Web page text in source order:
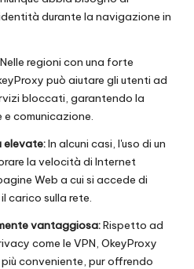
durante la navigazione in
Nelle regioni con una forte
può aiutare gli utenti ad
bloccati, garantendo la
comunicazione.
elevate:In alcuni casi, l'uso di un
la velocità di Internet
Web a cui si accede di
carico sulla rete.
vantaggiosa:Rispetto ad
come le VPN, OkeyProxy
conveniente, pur offrendo